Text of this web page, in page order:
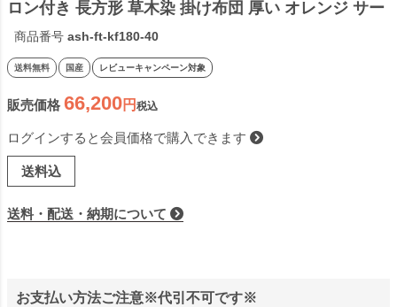
ロン付き 長方形 草木染 掛け布団 厚い オレンジ サー
モンピンク レンガ色系 アサヒ 日本製 国産
商品番号 ash-ft-kf180-40
送料無料 国産 レビューキャンペーン対象
販売価格 66,200 税込
ログインすると会員価格で購入できます
送料込
送料・配送・納期について
お支払い方法ご注意※代引不可です※